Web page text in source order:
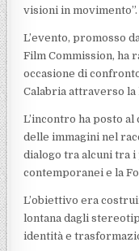
visioni in movimento”.
L’evento, promosso
Film Commission, ha
occasione di
Calabria attraverso
L’incontro ha posto
delle immagini nel
dialogo tra alcuni tra
contemporanei e la
L’obiettivo era
lontana dagli
identità e